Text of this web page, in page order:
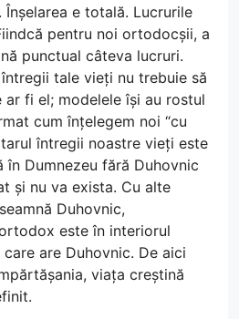
Înșelarea e totală. Lucrurile
pentru noi ortodocșii, a
punctual câteva lucruri.
tale vieți nu trebuie să
fi el; modelele își au rostul
cum înțelegem noi “cu
întregii noastre vieți este
în Dumnezeu fără Duhovnic
și nu va exista. Cu alte
Duhovnic,
este în interiorul
are Duhovnic. De aici
viața creștină